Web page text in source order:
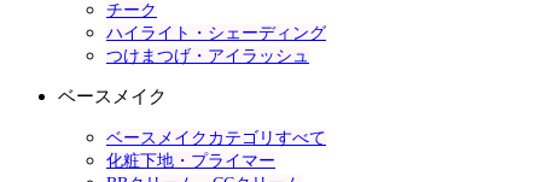
チーク
ハイライト・シェーディング
つけまつげ・アイラッシュ
ベースメイク
ベースメイクカテゴリすべて
化粧下地・プライマー